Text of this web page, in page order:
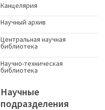
Канцелярия
Научный архив
Центральная научная
библиотека
Научно-техническая
библиотека
Научные
подразделения